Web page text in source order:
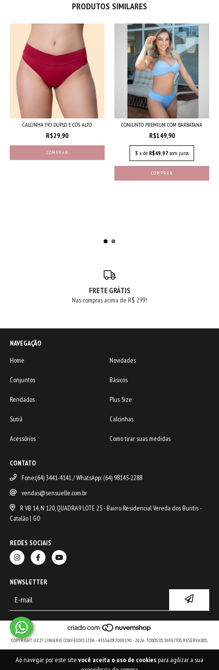
Ao navegar por este site você aceita o uso de cookiespara agilizar a sua
PRODUTOS SIMILARES
CALCINHA FIO DUPLO E CÓS ALTO
R$29,90
COMPRAR
CONJUNTO PREMIUM COM BARBATANA
R$149,90
3 x de R$49,97 sem juros
COMPRAR
FRETE GRÁTIS
Nas compras acima de R$ 299!
NAVEGAÇÃO
Home
Novidades
Conjuntos Básicos
Rendados Plus Size
Sutiã Calcinhas
Acessórios Como tirar suas medidas
CONTATO
Fone:(64) 3441-4141 / WhatsApp: (64) 98145-2288
vendas@sensuelle.com.br
R VB 14, N 120, QUADRA9 LOTE 25 - Bairro Residencial Vereda dos Buritis -
Catalão | GO
REDES SOCIAIS
NEWSLETTER
COPYRIGHT UZZI LINGERIE CONFECOES LTDA - 43556087000190 - 2026. TODOS OS DIREITOS RESERVADOS.